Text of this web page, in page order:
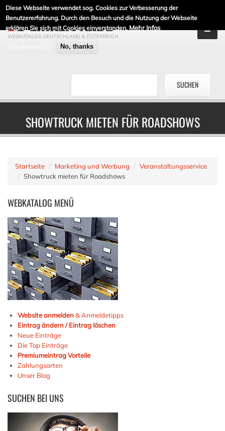
Diese Webseite verwendet sog. Cookies zur Verbesserung der
Benutzererfahrung. Durch den Besuch und die Nutzung der Webseite
erklären Sie sich mit Cookies einverstanden. Mehr Infos
No, thanks
DE-LINKLISTE.DE
WEBKATALOG DEUTSCHLAND & ÖSTERREICH
SHOWTRUCK MIETEN FÜR ROADSHOWS
Startseite Marketing und Werbung
Veranstaltungsservice
Showtruck mieten für Roadshows
WEBKATALOG MENÜ
Website anmelden& Anmeldetipps
Eintrag ändern / Eintrag löschen
Neue Einträge
Die Top Einträge
Premiumeintrag Vorteile
Zahlungsarten
Unser Blog
SUCHEN BEI UNS